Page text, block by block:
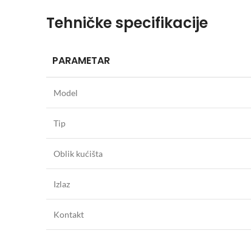
Tehničke specifikacije
PARAMETAR
Model
Tip
Oblik kućišta
Izlaz
Kontakt